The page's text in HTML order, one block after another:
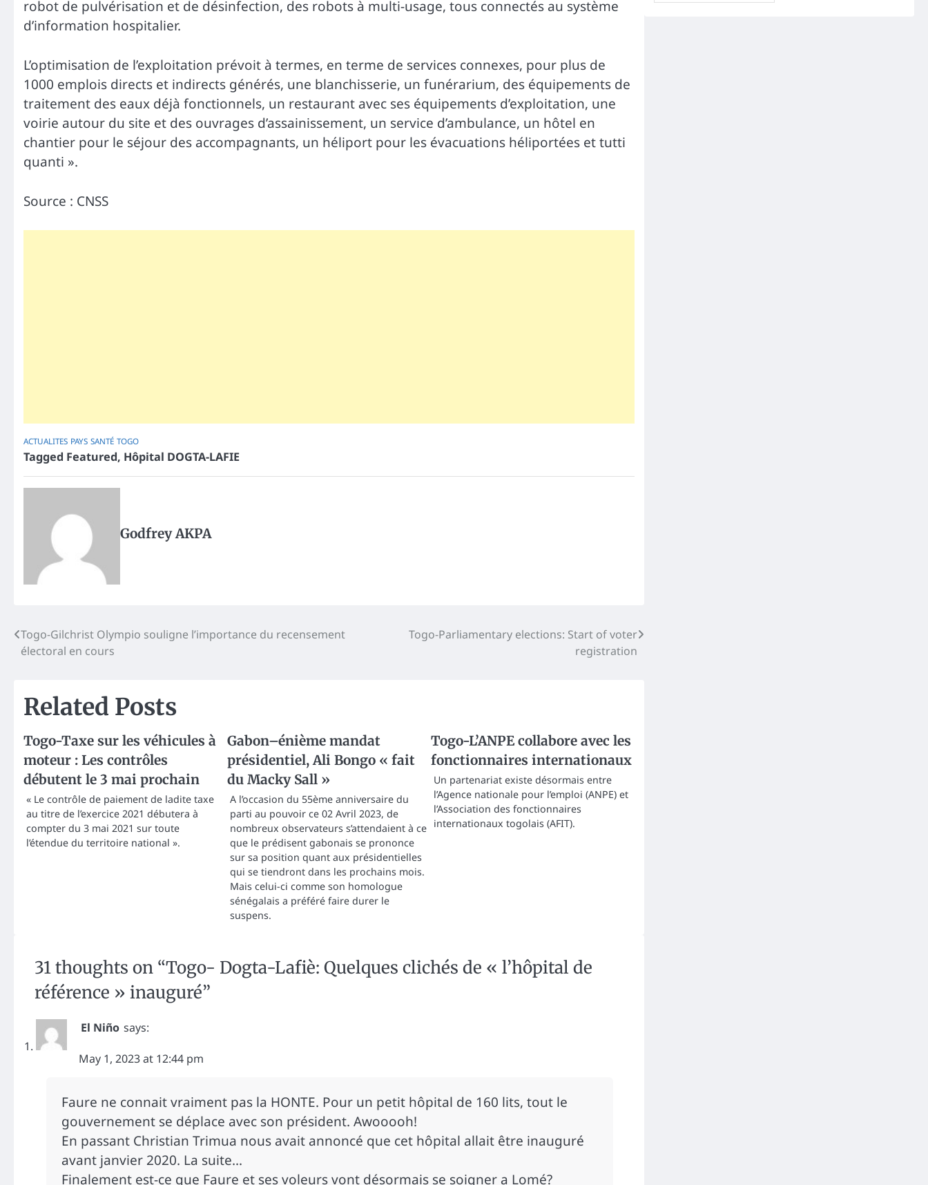
robot de pulvérisation et de désinfection, des robots à multi-usage, tous connectés au système
d’information hospitalier.
L’optimisation de l’exploitation prévoit à termes, en terme de services connexes, pour plus de
1000 emplois directs et indirects générés, une blanchisserie, un funérarium, des équipements de
traitement des eaux déjà fonctionnels, un restaurant avec ses équipements d’exploitation, une
voirie autour du site et des ouvrages d’assainissement, un service d’ambulance, un hôtel en
chantier pour le séjour des accompagnants, un héliport pour les évacuations héliportées et tutti
quanti ».
Source : CNSS
ACTUALITES PAYS SANTÉ TOGO
Tagged Featured, Hôpital DOGTA-LAFIE
Godfrey AKPA
Post
navigation
Togo-Gilchrist Olympio souligne l’importance du recensement
électoral en cours
Togo-Parliamentary elections: Start of voter
registration
Related Posts
Togo-Taxe sur les véhicules à
moteur : Les contrôles
débutent le 3 mai prochain
« Le contrôle de paiement de ladite taxe
au titre de l’exercice 2021 débutera à
compter du 3 mai 2021 sur toute
l’étendue du territoire national ».
Gabon–énième mandat
présidentiel, Ali Bongo « fait
du Macky Sall »
A l’occasion du 55ème anniversaire du
parti au pouvoir ce 02 Avril 2023, de
nombreux observateurs s’attendaient à ce
que le prédisent gabonais se prononce
sur sa position quant aux présidentielles
qui se tiendront dans les prochains mois.
Mais celui-ci comme son homologue
sénégalais a préféré faire durer le
suspens.
Togo-L’ANPE collabore avec les
fonctionnaires internationaux
Un partenariat existe désormais entre
l’Agence nationale pour l’emploi (ANPE) et
l’Association des fonctionnaires
internationaux togolais (AFIT).
31 thoughts on “Togo- Dogta-Lafiè: Quelques clichés de « l’hôpital de
référence » inauguré”
El Niño says:
May 1, 2023 at 12:44 pm
Faure ne connait vraiment pas la HONTE. Pour un petit hôpital de 160 lits, tout le
gouvernement se déplace avec son président. Awooooh!
En passant Christian Trimua nous avait annoncé que cet hôpital allait être inauguré
avant janvier 2020. La suite…
Finalement est-ce que Faure et ses voleurs vont désormais se soigner a Lomé?